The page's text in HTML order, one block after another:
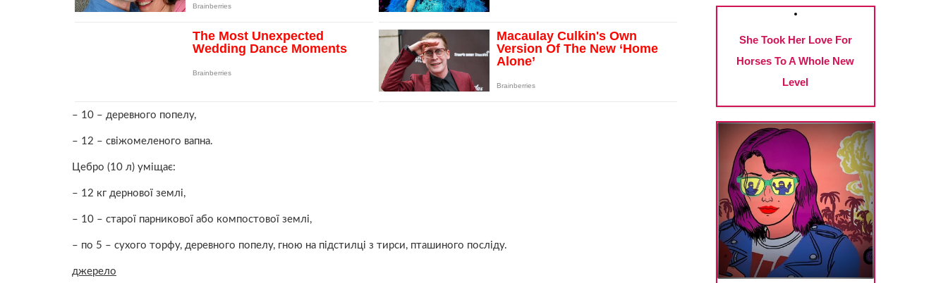
– 10 – деревного попелу,
– 12 – свіжомеленого вапна.
Цебро (10 л) уміщає:
– 12 кг дернової землі,
– 10 – старої парникової або компостової землі,
– по 5 – сухого торфу, деревного попелу, гною на підстилці з тирси, пташиного посліду.
джерело